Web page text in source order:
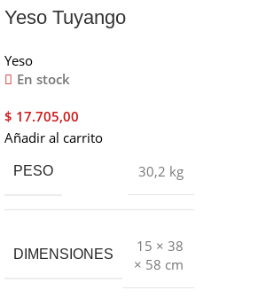
Yeso Tuyango
Yeso
En stock
$ 17.705,00
Añadir al carrito
PESO 30,2 kg
DIMENSIONES
15 × 38
× 58 cm